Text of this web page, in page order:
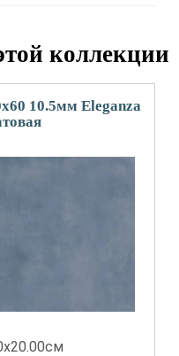
коллекции
10.5мм Eleganza